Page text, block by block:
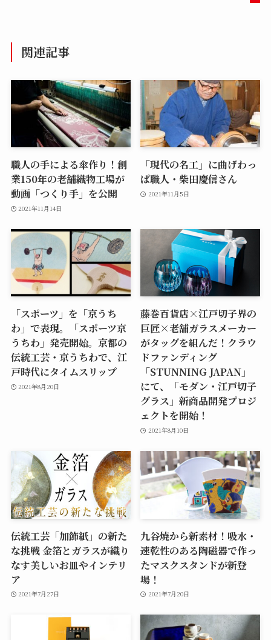
関連記事
職人の手による傘作り！創
業150年の老舗織物工場が
動画「つくり手」を公開
2021年11月14日
「現代の名工」に曲げわっ
ぱ職人・柴田慶信さん
2021年11月5日
「スポーツ」を「京うち
わ」で表現。「スポーツ京
うちわ」発売開始。京都の
伝統工芸・京うちわで、江
戸時代にタイムスリップ
2021年8月20日
藤巻百貨店×江戸切子界の
巨匠×老舗ガラスメーカー
がタッグを組んだ！クラウ
ドファンディング
「STUNNING JAPAN」
にて、「モダン・江戸切子
グラス」新商品開発プロジ
ェクトを開始！
2021年8月10日
伝統工芸「加飾紙」の新た
な挑戦 金箔とガラスが織り
なす美しいお皿やインテリ
ア
2021年7月27日
九谷焼から新素材！吸水・
速乾性のある陶磁器で作っ
たマスクスタンドが新登
場！
2021年7月20日